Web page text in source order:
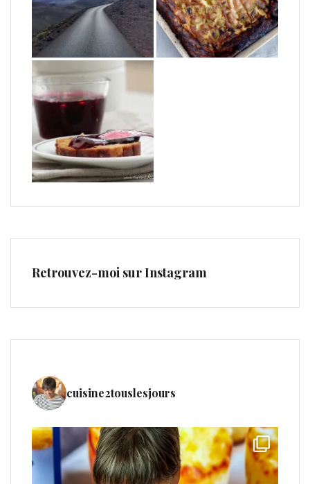
Retrouvez-moi sur Instagram
cuisine2touslesjours